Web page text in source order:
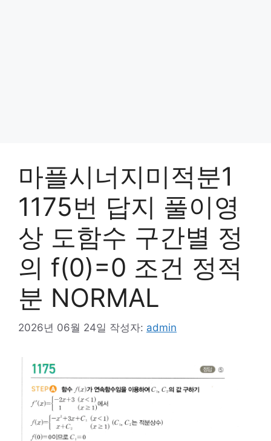
마플시너지미적분1
1175번 답지 풀이영
상 도함수 구간별 정
의 f(0)=0 조건 정적
분 NORMAL
2026년 06월 24일 작성자: admin